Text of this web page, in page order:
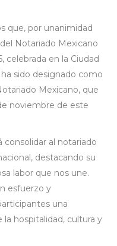
que, por unanimidad
Notariado Mexicano
celebrada en la Ciudad
sido designado como
Mexicano, que
noviembre de este
al notariado
destacando su
labor que nos une.
esfuerzo y
una
hospitalidad, cultura y